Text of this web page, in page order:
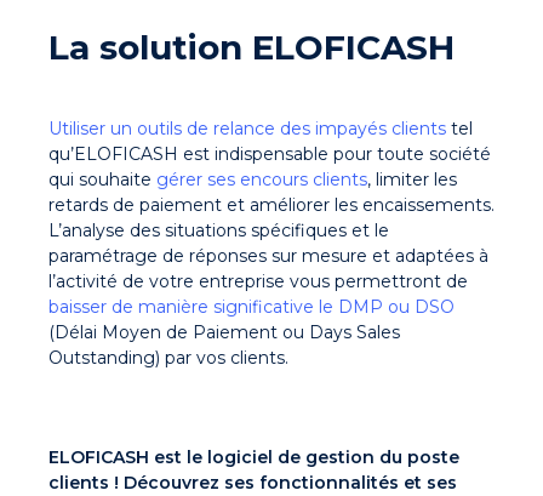
La solution ELOFICASH
Utiliser un outils de relance des impayés clients tel
qu’ELOFICASH est indispensable pour toute société
qui souhaite gérer ses encours clients, limiter les
retards de paiement et améliorer les encaissements.
L’analyse des situations spécifiques et le
paramétrage de réponses sur mesure et adaptées à
l’activité de votre entreprise vous permettront de
baisser de manière significative le DMP ou DSO
(Délai Moyen de Paiement ou Days Sales
Outstanding) par vos clients.
ELOFICASH est le logiciel de gestion du poste
clients ! Découvrez ses fonctionnalités et ses